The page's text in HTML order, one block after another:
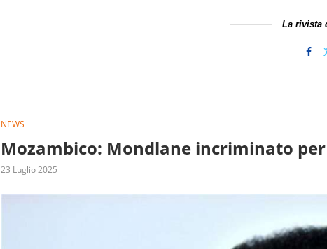
La rivista
NEWS
Mozambico: Mondlane incriminato
23 Luglio 2025